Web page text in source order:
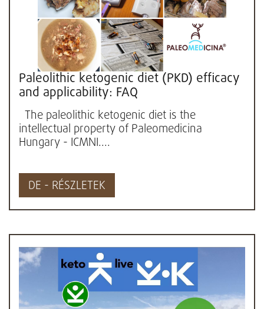
Paleolithic ketogenic diet (PKD) efficacy
and applicability: FAQ
The paleolithic ketogenic diet is the
intellectual property of Paleomedicina
Hungary - ICMNI....
DE - RÉSZLETEK